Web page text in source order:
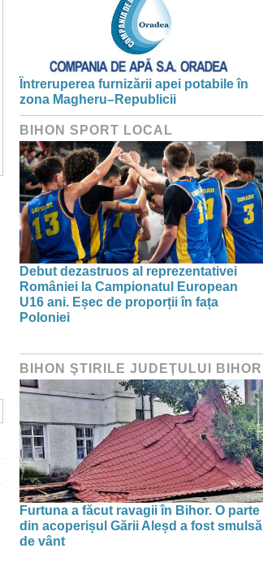
Întreruperea furnizării apei potabile în
zona Magheru–Republicii
BIHON SPORT LOCAL
Debut dezastruos al reprezentativei
României la Campionatul European
U16 ani. Eșec de proporții în fața
Poloniei
BIHON ŞTIRILE JUDEŢULUI BIHOR
Furtuna a făcut ravagii în Bihor. O parte
din acoperișul Gării Aleșd a fost smulsă
de vânt